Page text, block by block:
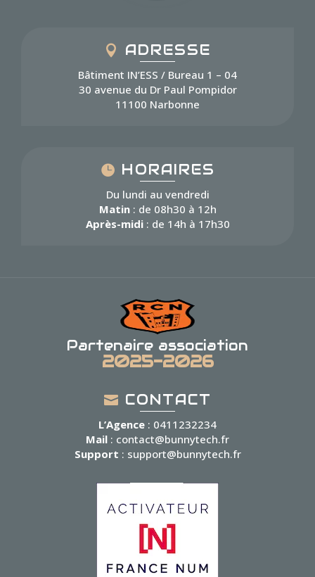
ADRESSE
Bâtiment IN’ESS / Bureau 1 – 04
30 avenue du Dr Paul Pompidor
11100 Narbonne
HORAIRES
Du lundi au vendredi
Matin: de 08h30 à 12h
Après-midi: de 14h à 17h30
Partenaire association
2025-2026
CONTACT
L’Agence : 0411232234
Mail : contact@bunnytech.fr
Support : support@bunnytech.fr